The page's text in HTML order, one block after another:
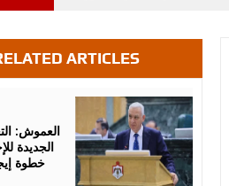
تعديل قانون الملكية العقارية
إلى مراجعة منصة خدمة العلم
مبارك ومزيدا من التوفيق
ARTICLES
العموش:
الجديدة
خطوة